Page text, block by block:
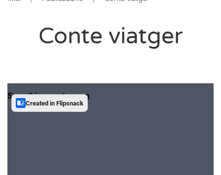
Conte viatger